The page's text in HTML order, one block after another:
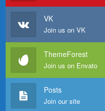
VK
Join us on VK
ThemeForest
Join us on Envato
Posts
Join our site